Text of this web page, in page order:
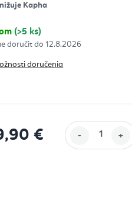
Kapha
(>5 ks)
12.8.2026
doručenia
€